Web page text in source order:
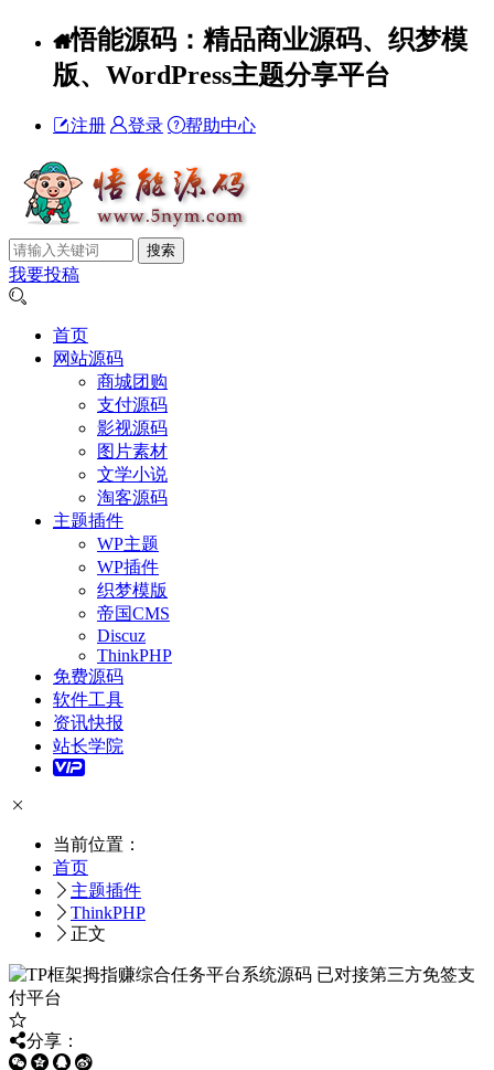
悟能源码：精品商业源码、织梦模
版、WordPress主题分享平台
注册 登录 帮助中心
我要投稿
首页
网站源码
商城团购
支付源码
影视源码
图片素材
文学小说
淘客源码
主题插件
WP主题
WP插件
织梦模版
帝国CMS
Discuz
ThinkPHP
免费源码
软件工具
资讯快报
站长学院
当前位置：
首页
主题插件
ThinkPHP
正文
分享：